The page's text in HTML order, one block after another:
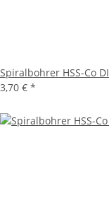
Spiralbohrer HSS-Co
3,70 € *